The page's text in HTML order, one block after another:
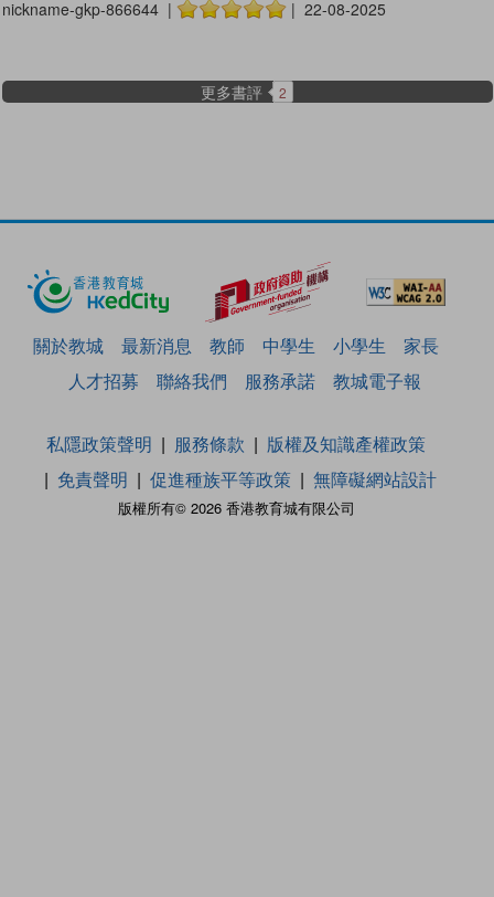
nickname-gkp-866644 | | 22-08-2025
更多書評 2
關於教城 最新消息 教師 中學生 小學生
家長
人才招募
聯絡我們 服務承諾 教城電子報
版權所有© 2026 香港教育城有限公司
私隱政策聲明 服務條款
版權及知識產權政策
免責聲明
促進種族平等政策 無障礙網站設計